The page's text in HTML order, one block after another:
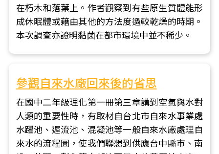
在朽木和落葉上。作者觀察到有些原生質體能形
成休眠體或藉由其他的方法度過較乾燥的時期。
本次調查亦證明黏菌在都市環境中並不稀少。
參觀自來水廠回來後的省思
在國中二年級理化第一冊第三章講到空氣與水對
人類的重要性時，有取材自台北市自來水事業處
水躍池、遲流池、混凝池等一般自來水廠處理自
來水的流程圖，使我們聯想到供應台中縣市、南